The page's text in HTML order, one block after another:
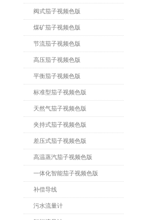
阀式茄子视频色版
煤矿茄子视频色版
节流茄子视频色版
高压茄子视频色版
平衡茄子视频色版
标准型茄子视频色版
天然气茄子视频色版
夹持式茄子视频色版
差压式茄子视频色版
高温蒸汽茄子视频色版
一体化智能茄子视频色版
补偿导线
污水流量计